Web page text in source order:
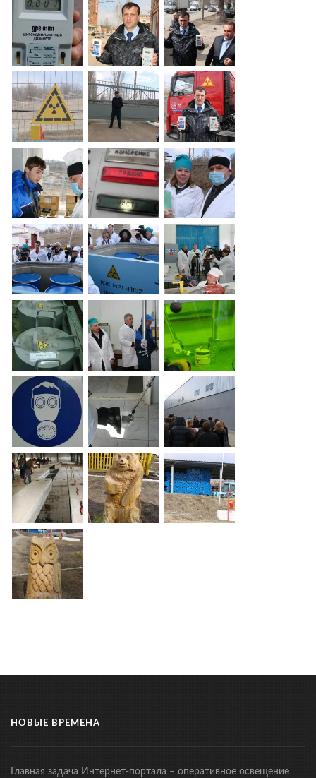
НОВЫЕ ВРЕМЕНА
Главная задача Интернет-портала – оперативное освещение